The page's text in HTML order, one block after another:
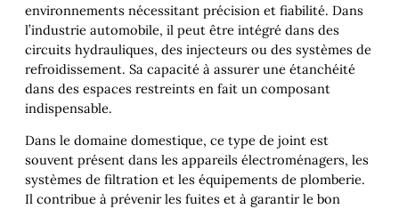
environnements nécessitant précision et fiabilité. Dans
l’industrie automobile, il peut être intégré dans des
circuits hydrauliques, des injecteurs ou des systèmes de
refroidissement. Sa capacité à assurer une étanchéité
dans des espaces restreints en fait un composant
indispensable.
Dans le domaine domestique, ce type de joint est
souvent présent dans les appareils électroménagers, les
systèmes de filtration et les équipements de plomberie.
Il contribue à prévenir les fuites et à garantir le bon